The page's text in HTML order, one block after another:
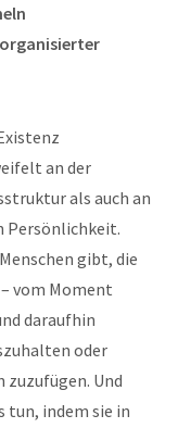
an der
als auch an
Persönlichkeit.
gibt, die
vom Moment
daraufhin
oder
zuzufügen. Und
tun, indem sie in